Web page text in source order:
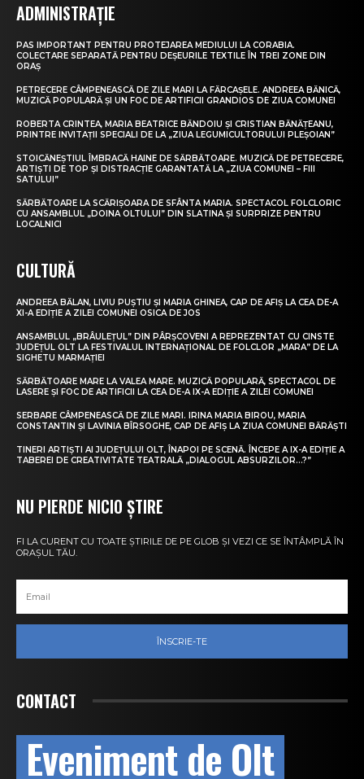
ADMINISTRAȚIE
PAS IMPORTANT PENTRU PROTEJAREA MEDIULUI LA CORABIA.
COLECTARE SEPARATĂ PENTRU DEȘEURILE TEXTILE ÎN TREI ZONE DIN
ORAȘ
PETRECERE CÂMPENEASCĂ DE ZILE MARI LA FĂRCAȘELE. ANDREEA BĂNICĂ,
MUZICĂ POPULARĂ ȘI UN FOC DE ARTIFICII GRANDIOS DE ZIUA COMUNEI
ROBERTA CRINTEA, MARIA BEATRICE BĂNDOIU ȘI CRISTIAN BĂNĂȚEANU,
PRINTRE INVITAȚII SPECIALI DE LA „ZIUA LEGUMICULTORULUI PLEȘOIAN”
STOICĂNEȘTIUL ÎMBRACĂ HAINE DE SĂRBĂTOARE. MUZICĂ DE PETRECERE,
ARTIȘTI DE TOP ȘI DISTRACȚIE GARANTATĂ LA „ZIUA COMUNEI – FIII
SATULUI”
SĂRBĂTOARE LA SCĂRIȘOARA DE SFÂNTA MARIA. SPECTACOL FOLCLORIC
CU ANSAMBLUL „DOINA OLTULUI” DIN SLATINA ȘI SURPRIZE PENTRU
LOCALNICI
CULTURĂ
ANDREEA BĂLAN, LIVIU PUȘTIU ȘI MARIA GHINEA, CAP DE AFIȘ LA CEA DE-A
XI-A EDIȚIE A ZILEI COMUNEI OSICA DE JOS
ANSAMBLUL „BRÂULEȚUL” DIN PÂRȘCOVENI A REPREZENTAT CU CINSTE
JUDEȚUL OLT LA FESTIVALUL INTERNAȚIONAL DE FOLCLOR „MARA” DE LA
SIGHETU MARMAȚIEI
SĂRBĂTOARE MARE LA VALEA MARE. MUZICĂ POPULARĂ, SPECTACOL DE
LASERE ȘI FOC DE ARTIFICII LA CEA DE-A IX-A EDIȚIE A ZILEI COMUNEI
SERBARE CÂMPENEASCĂ DE ZILE MARI. IRINA MARIA BIROU, MARIA
CONSTANTIN ȘI LAVINIA BÎRSOGHE, CAP DE AFIȘ LA ZIUA COMUNEI BĂRĂȘTI
TINERI ARTIȘTI AI JUDEȚULUI OLT, ÎNAPOI PE SCENĂ. ÎNCEPE A IX-A EDIȚIE A
TABEREI DE CREATIVITATE TEATRALĂ „DIALOGUL ABSURZILOR…?”
NU PIERDE NICIO ȘTIRE
FI LA CURENT CU TOATE ȘTIRILE DE PE GLOB ȘI VEZI CE SE ÎNTÂMPLĂ ÎN
ORAȘUL TĂU.
ÎNSCRIE-TE
CONTACT
Eveniment de Olt